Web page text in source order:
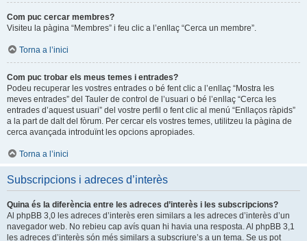
Com puc cercar membres?
Visiteu la pàgina “Membres” i feu clic a l’enllaç “Cerca un membre”.
Torna a l’inici
Com puc trobar els meus temes i entrades?
Podeu recuperar les vostres entrades o bé fent clic a l’enllaç “Mostra les
meves entrades” del Tauler de control de l’usuari o bé l’enllaç “Cerca les
entrades d’aquest usuari” del vostre perfil o fent clic al menú “Enllaços ràpids”
a la part de dalt del fòrum. Per cercar els vostres temes, utilitzeu la pàgina de
cerca avançada introduïnt les opcions apropiades.
Torna a l’inici
Subscripcions i adreces d’interès
Quina és la diferència entre les adreces d’interès i les subscripcions?
Al phpBB 3,0 les adreces d’interès eren similars a les adreces d’interès d’un
navegador web. No rebieu cap avís quan hi havia una resposta. Al phpBB 3,1
les adreces d’interès són més similars a subscriure’s a un tema. Se us pot